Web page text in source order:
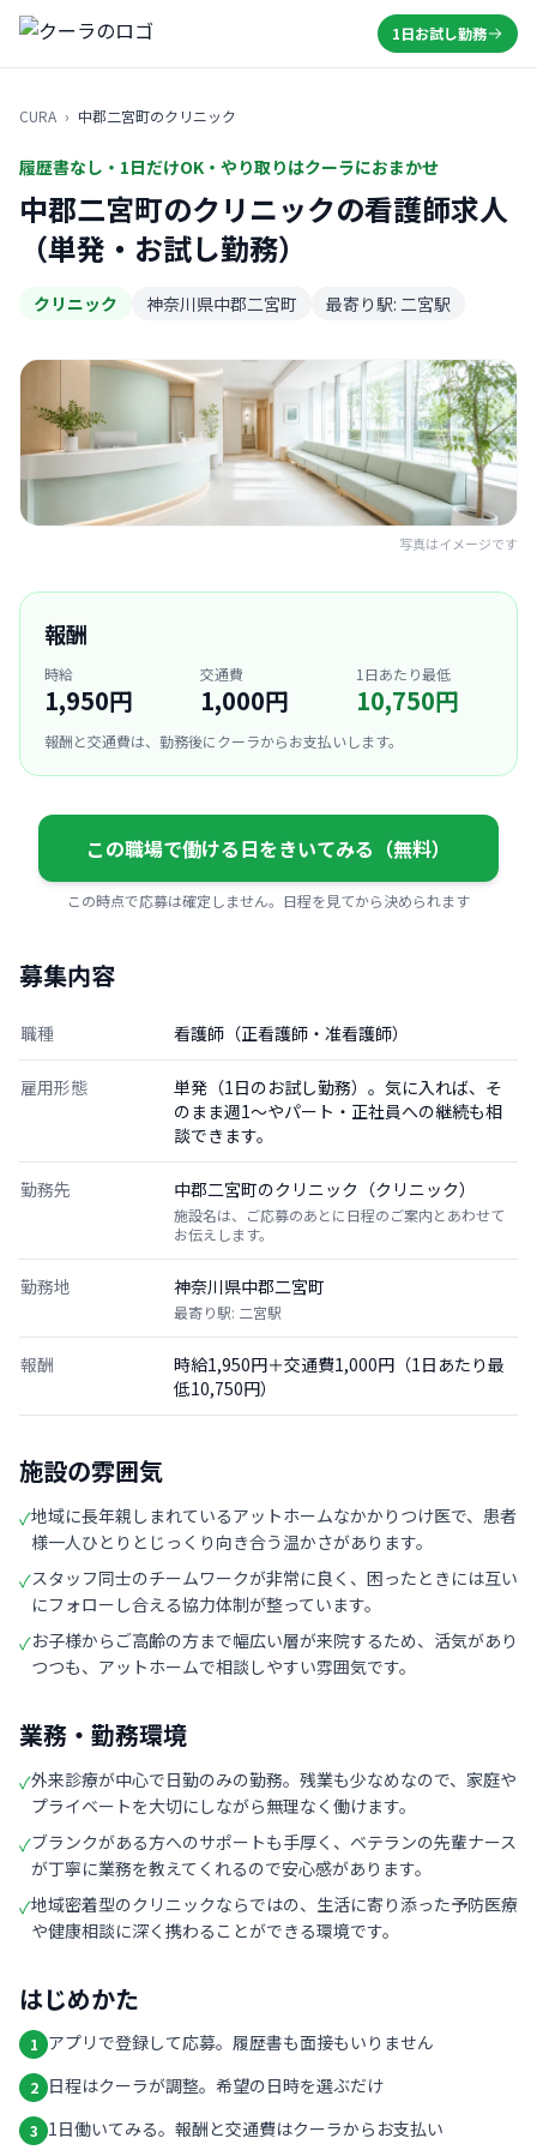
1日お試し勤務
CURA › 中郡二宮町のクリニック
履歴書なし・1日だけOK・やり取りはクーラにおまかせ
中郡二宮町のクリニックの看護師求人
（単発・お試し勤務）
クリニック 神奈川県中郡二宮町 最寄り駅: 二宮駅
写真はイメージです
報酬
時給
1,950円
交通費
1,000円
1日あたり最低
10,750円
報酬と交通費は、勤務後にクーラからお支払いします。
この職場で働ける日をきいてみる（無料）
この時点で応募は確定しません。日程を見てから決められます
募集内容
職種 看護師（正看護師・准看護師）
雇用形態
単発（1日のお試し勤務）。気に入れば、そ
のまま週1〜やパート・正社員への継続も相
談できます。
勤務先 中郡二宮町のクリニック（クリニック）
施設名は、ご応募のあとに日程のご案内とあわせて
お伝えします。
勤務地 神奈川県中郡二宮町
最寄り駅: 二宮駅
報酬
時給1,950円＋交通費1,000円（1日あたり最
低10,750円）
施設の雰囲気
✓地域に長年親しまれているアットホームなかかりつけ医で、患者
様一人ひとりとじっくり向き合う温かさがあります。
✓スタッフ同士のチームワークが非常に良く、困ったときには互い
にフォローし合える協力体制が整っています。
✓お子様からご高齢の方まで幅広い層が来院するため、活気があり
つつも、アットホームで相談しやすい雰囲気です。
業務・勤務環境
✓外来診療が中心で日勤のみの勤務。残業も少なめなので、家庭や
プライベートを大切にしながら無理なく働けます。
✓ブランクがある方へのサポートも手厚く、ベテランの先輩ナース
が丁寧に業務を教えてくれるので安心感があります。
✓地域密着型のクリニックならではの、生活に寄り添った予防医療
や健康相談に深く携わることができる環境です。
はじめかた
1 アプリで登録して応募。履歴書も面接もいりません
2 日程はクーラが調整。希望の日時を選ぶだけ
3 1日働いてみる。報酬と交通費はクーラからお支払い